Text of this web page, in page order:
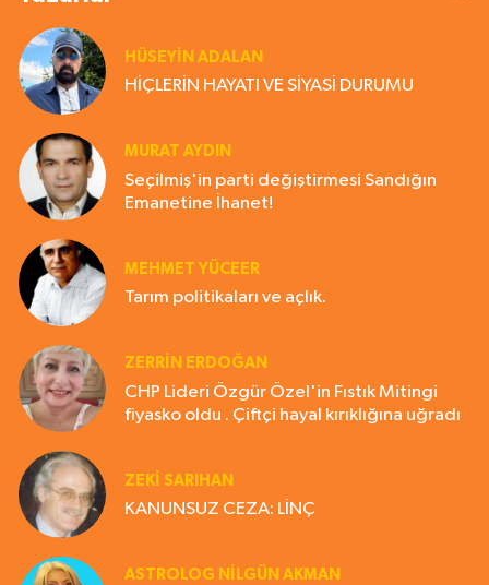
HÜSEYIN ADALAN
HİÇLERİN HAYATI VE SİYASİ DURUMU
MURAT AYDIN
Seçilmiş'in parti değiştirmesi Sandığın
Emanetine İhanet!
MEHMET YÜCEER
Tarım politikaları ve açlık.
ZERRIN ERDOĞAN
CHP Lideri Özgür Özel'in Fıstık Mitingi
fiyasko oldu . Çiftçi hayal kırıklığına uğradı
ZEKI SARIHAN
KANUNSUZ CEZA: LİNÇ
ASTROLOG NILGÜN AKMAN